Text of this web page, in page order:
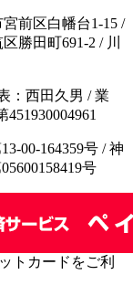
前区白幡台1-15 /
勝田町691-2 / 川
：西田久男 / 業
00-164359号 / 神
号
トカードをご利